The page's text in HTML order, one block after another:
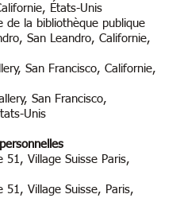
États-Unis
de la bibliothèque publique
San Leandro, Californie,
San Francisco, Californie,
San Francisco,
Unis
51, Village Suisse Paris,
51, Village Suisse, Paris,